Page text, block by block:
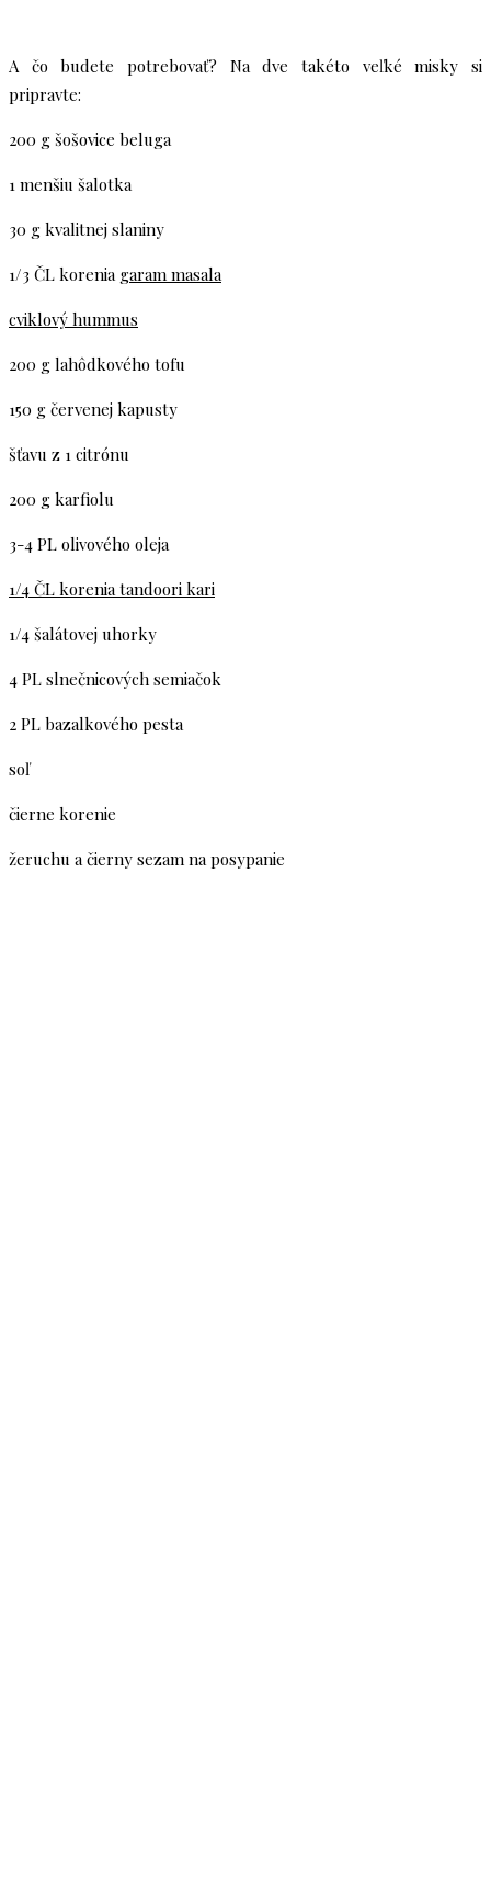
A čo budete potrebovať? Na dve takéto veľké misky si
pripravte:
200 g šošovice beluga
1 menšiu šalotka
30 g kvalitnej slaniny
1/3 ČL korenia garam masala
cviklový hummus
200 g lahôdkového tofu
150 g červenej kapusty
šťavu z 1 citrónu
200 g karfiolu
3-4 PL olivového oleja
1/4 ČL korenia tandoori kari
1/4 šalátovej uhorky
4 PL slnečnicových semiačok
2 PL bazalkového pesta
soľ
čierne korenie
žeruchu a čierny sezam na posypanie